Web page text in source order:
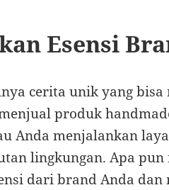
Esensi
cerita unik yang
produk
Anda menjalankan
lingkungan. Apa
dari brand Anda